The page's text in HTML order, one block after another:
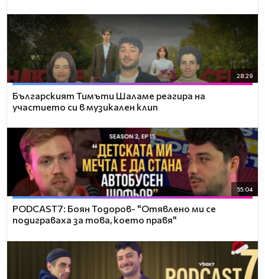
28:29
Българският Тимъти Шаламе реагира на
участието си в музикален клип
55:04
PODCAST7: ‪Боян Тодоров- "Отявлено ми се
подиграваха за това, което правя"